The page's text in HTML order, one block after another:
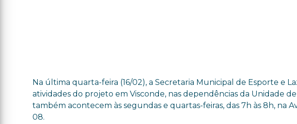
Na última quarta-feira (16/02), a Secretaria Municipal de Esporte e
atividades do projeto em Visconde, nas dependências da Unidade
também acontecem às segundas e quartas-feiras, das 7h às 8h, na
08.